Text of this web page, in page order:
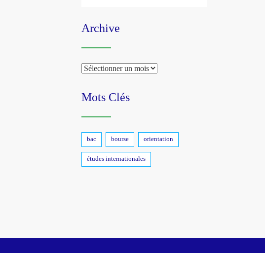
Archive
Archive
Mots Clés
bac bourse orientation
études internationales